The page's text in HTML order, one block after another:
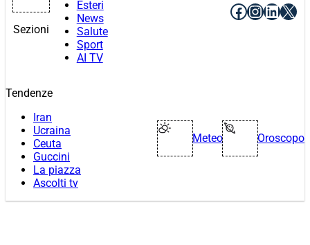
Sezioni
Esteri
News
Salute
Sport
AI TV
Facebook
X
Tendenze
Iran
Ucraina
Ceuta
Guccini
La piazza
Ascolti tv
Meteo Oroscopo